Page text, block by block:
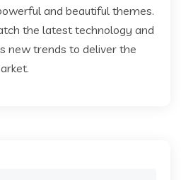
and beautiful themes.
the latest technology and
new trends to deliver the